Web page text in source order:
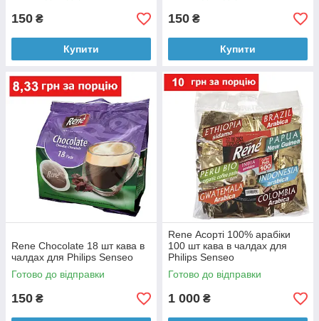
150 ₴
Купити
150 ₴
Купити
Rene Chocolate 18 шт кава в
чалдах для Philips Senseo
Готово до відправки
150 ₴
Rene Асорті 100% арабіки
100 шт кава в чалдах для
Philips Senseo
Готово до відправки
1 000 ₴